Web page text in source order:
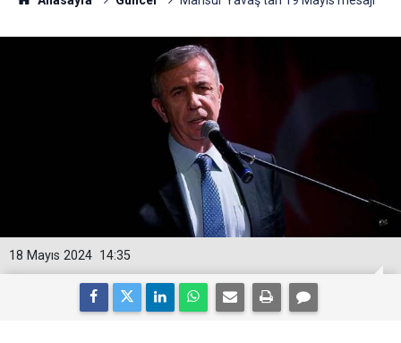
14:35
18 Mayıs 2024